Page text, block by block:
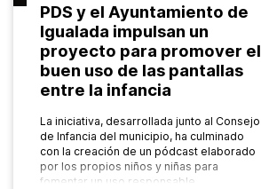
PDS y el Ayuntamiento de
Igualada impulsan un
proyecto para promover el
buen uso de las pantallas
entre la infancia
La iniciativa, desarrollada junto al Consejo
de Infancia del municipio, ha culminado
con la creación de un pódcast elaborado
por los propios niños y niñas para
fomentar un uso responsable…